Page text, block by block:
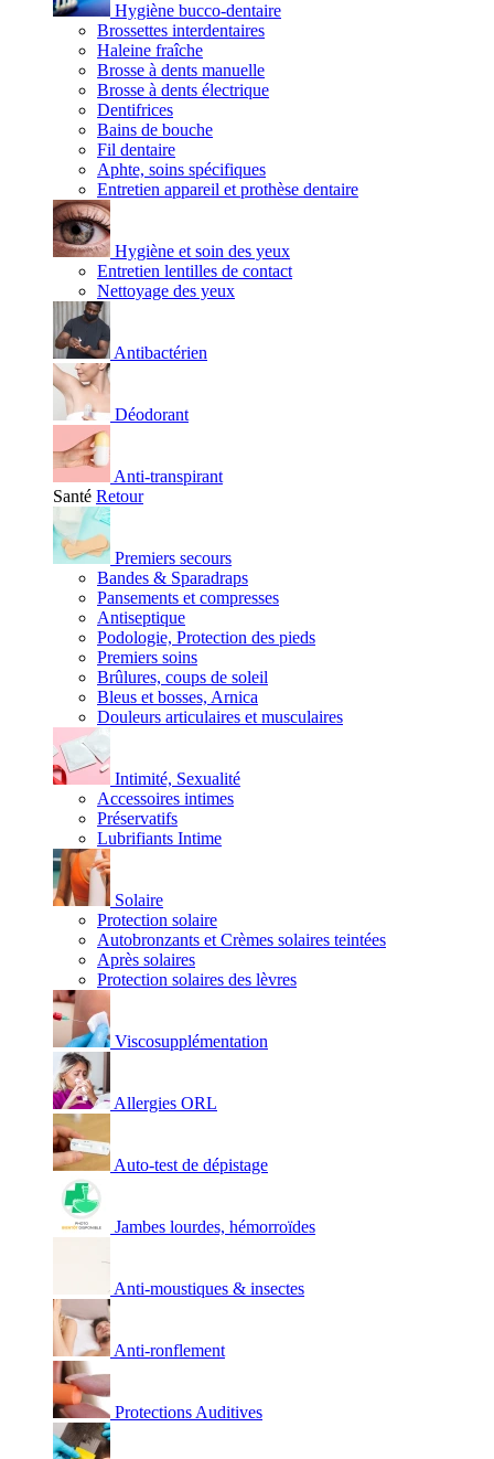
Hygiène bucco-dentaire
Brossettes interdentaires
Haleine fraîche
Brosse à dents manuelle
Brosse à dents électrique
Dentifrices
Bains de bouche
Fil dentaire
Aphte, soins spécifiques
Entretien appareil et prothèse dentaire
Hygiène et soin des yeux
Entretien lentilles de contact
Nettoyage des yeux
Antibactérien
Déodorant
Anti-transpirant
Santé Retour
Premiers secours
Bandes & Sparadraps
Pansements et compresses
Antiseptique
Podologie, Protection des pieds
Premiers soins
Brûlures, coups de soleil
Bleus et bosses, Arnica
Douleurs articulaires et musculaires
Intimité, Sexualité
Accessoires intimes
Préservatifs
Lubrifiants Intime
Solaire
Protection solaire
Autobronzants et Crèmes solaires teintées
Après solaires
Protection solaires des lèvres
Viscosupplémentation
Allergies ORL
Auto-test de dépistage
Jambes lourdes, hémorroïdes
Anti-moustiques & insectes
Anti-ronflement
Protections Auditives